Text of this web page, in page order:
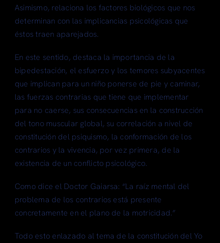
Asimismo, relaciona los factores biológicos que nos
determinan con las implicancias psicológicas que
éstos traen aparejados.
En este sentido, destaca la importancia de la
bipedestación, el esfuerzo y los temores subyacentes
que implican para un niño ponerse de pie y caminar,
las fuerzas contrarias que tiene que implementar
para no caerse, sus consecuencias en la construcción
del tono muscular global, su correlación a nivel de
constitución del psiquismo, la conformación de los
contrarios y la vivencia, por vez primera, de la
existencia de un conflicto psicológico.
Como dice el Doctor Gaiarsa: “La raíz mental del
problema de los contrarios está presente
concretamente en el plano de la motricidad.”
Todo esto enlazado al tema de la constitución del Yo